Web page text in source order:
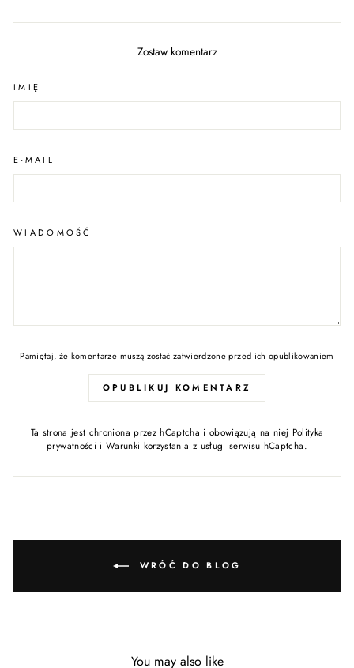
Zostaw komentarz
IMIĘ
E-MAIL
WIADOMOŚĆ
Pamiętaj, że komentarze muszą zostać zatwierdzone przed ich opublikowaniem
OPUBLIKUJ KOMENTARZ
Ta strona jest chroniona przez hCaptcha i obowiązują na niej Polityka
prywatności i Warunki korzystania z usługi serwisu hCaptcha.
WRÓĆ DO BLOG
You may also like